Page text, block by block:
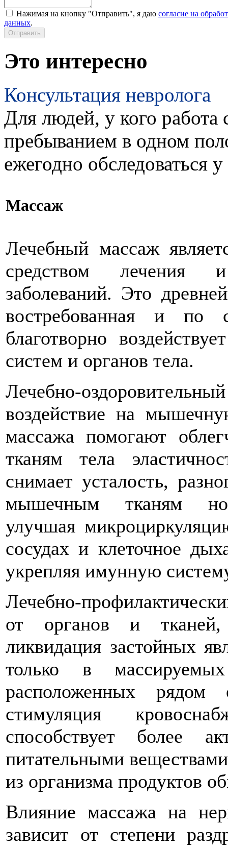
Нажимая на кнопку "Отправить", я даю согласие на
данных.
Это интересно
Консультация невролога
Для людей, у кого работа
пребыванием в одном
ежегодно обследоваться
Массаж
Лечебный массаж
средством лечения
заболеваний. Это
востребованная и по
благотворно
систем и органов тела.
Лечебно-
воздействие на
массажа помогают
тканям тела
снимает усталость,
мышечным тканям
улучшая
сосудах и клеточное
укрепляя имунную
Лечебно-
от органов и тканей,
ликвидация застойных
только в
расположенных
стимуляция
способствует более
питательными
из организма продуктов
Влияние массажа на
зависит от степени